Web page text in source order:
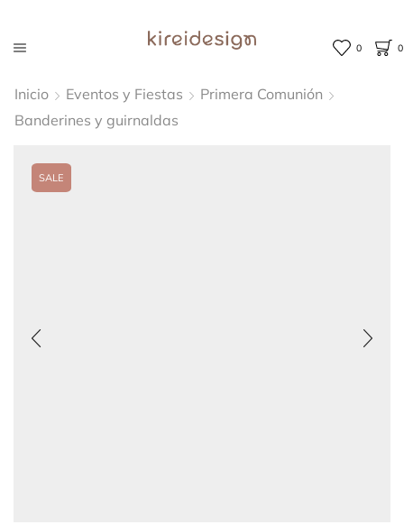
0 0
Inicio Eventos y Fiestas
Primera Comunión
Banderines y guirnaldas
SALE